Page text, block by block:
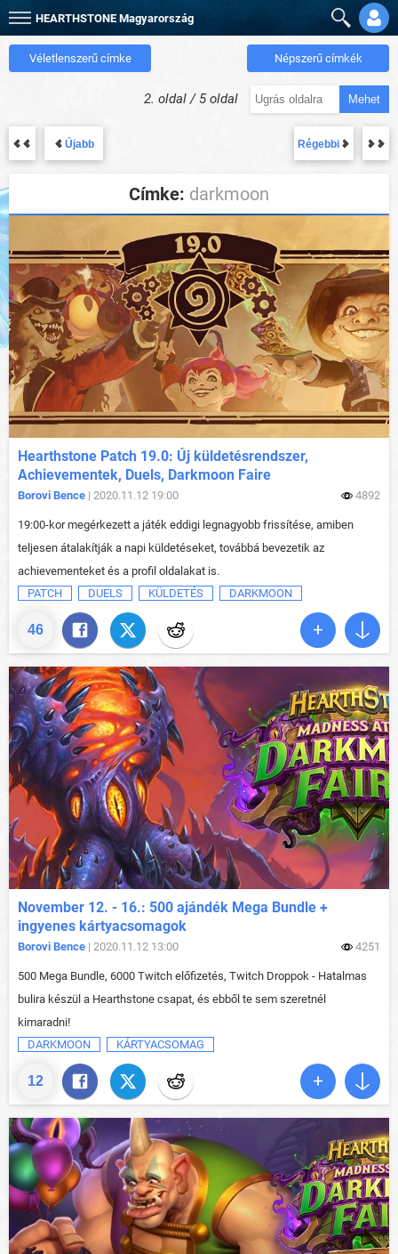
HEARTHSTONE Magyarország
Véletlenszerű címke Népszerű címkék
2. oldal / 5 oldal Mehet
Újabb Régebbi
Címke: darkmoon
46
Hearthstone Patch 19.0: Új küldetésrendszer,
Achievementek, Duels, Darkmoon Faire
Borovi Bence | 2020.11.12 19:00 4892
19:00-kor megérkezett a játék eddigi legnagyobb frissítése, amiben
teljesen átalakítják a napi küldetéseket, továbbá bevezetik az
achievementeket és a profil oldalakat is.
PATCH
DUELS KÜLDETÉS DARKMOON
12
November 12. - 16.: 500 ajándék Mega Bundle +
ingyenes kártyacsomagok
Borovi Bence | 2020.11.12 13:00 4251
500 Mega Bundle, 6000 Twitch előfizetés, Twitch Droppok - Hatalmas
bulira készül a Hearthstone csapat, és ebből te sem szeretnél
kimaradni!
DARKMOON
KÁRTYACSOMAG